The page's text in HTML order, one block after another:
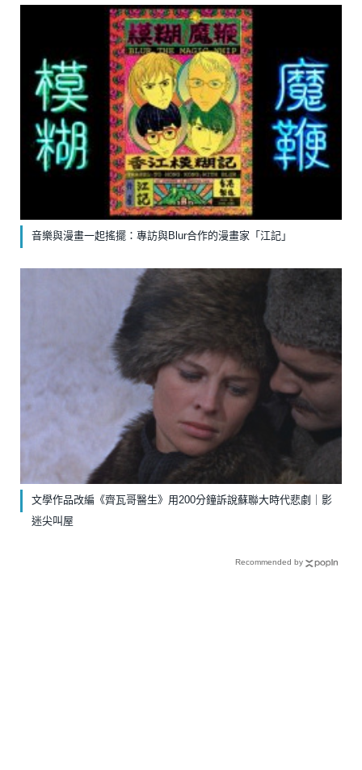
音樂與漫畫一起搖擺：專訪與Blur合作的漫畫家「江記」
文學作品改編《齊瓦哥醫生》￼用200分鐘訴說蘇聯大時代悲劇｜影
迷尖叫屋
Recommended by